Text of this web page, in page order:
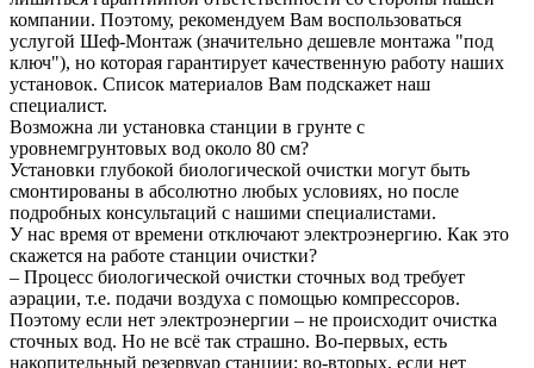
компании. Поэтому, рекомендуем Вам воспользоваться
услугой Шеф-Монтаж (значительно дешевле монтажа "под
ключ"), но которая гарантирует качественную работу наших
установок. Список материалов Вам подскажет наш
специалист.
Возможна ли установка станции в грунте с
уровнемгрунтовых вод около 80 см?
Установки глубокой биологической очистки могут быть
смонтированы в абсолютно любых условиях, но после
подробных консультаций с нашими специалистами.
У нас время от времени отключают электроэнергию. Как это
скажется на работе станции очистки?
– Процесс биологической очистки сточных вод требует
аэрации, т.е. подачи воздуха с помощью компрессоров.
Поэтому если нет электроэнергии – не происходит очистка
сточных вод. Но не всё так страшно. Во-первых, есть
накопительный резервуар станции; во-вторых, если нет